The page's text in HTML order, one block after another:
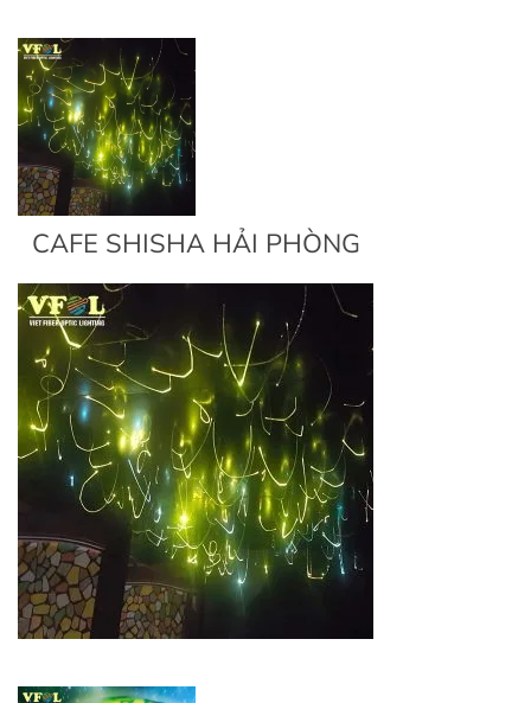
CAFE SHISHA HẢI PHÒNG